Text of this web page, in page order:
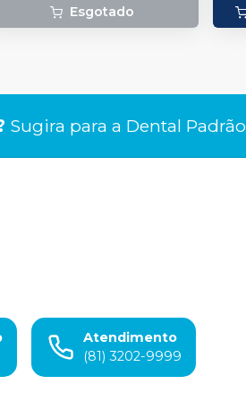
Esgotado
Sugira para a Dental Padrão
Atendimento
(81) 3202-9999